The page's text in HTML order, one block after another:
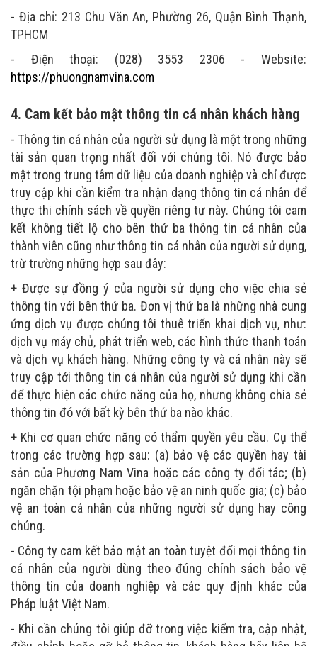
- Địa chỉ: 213 Chu Văn An, Phường 26, Quận Bình Thạnh,
TPHCM
- Điện thoại: (028) 3553 2306 - Website:
https://phuongnamvina.com
4. Cam kết bảo mật thông tin cá nhân khách hàng
- Thông tin cá nhân của người sử dụng là một trong những
tài sản quan trọng nhất đối với chúng tôi. Nó được bảo
mật trong trung tâm dữ liệu của doanh nghiệp và chỉ được
truy cập khi cần kiểm tra nhận dạng thông tin cá nhân để
thực thi chính sách về quyền riêng tư này. Chúng tôi cam
kết không tiết lộ cho bên thứ ba thông tin cá nhân của
thành viên cũng như thông tin cá nhân của người sử dụng,
trừ trường những hợp sau đây:
+ Được sự đồng ý của người sử dụng cho việc chia sẻ
thông tin với bên thứ ba. Đơn vị thứ ba là những nhà cung
ứng dịch vụ được chúng tôi thuê triển khai dịch vụ, như:
dịch vụ máy chủ, phát triển web, các hình thức thanh toán
và dịch vụ khách hàng. Những công ty và cá nhân này sẽ
truy cập tới thông tin cá nhân của người sử dụng khi cần
để thực hiện các chức năng của họ, nhưng không chia sẻ
thông tin đó với bất kỳ bên thứ ba nào khác.
+ Khi cơ quan chức năng có thẩm quyền yêu cầu. Cụ thể
trong các trường hợp sau: (a) bảo vệ các quyền hay tài
sản của Phương Nam Vina hoặc các công ty đối tác; (b)
ngăn chặn tội phạm hoặc bảo vệ an ninh quốc gia; (c) bảo
vệ an toàn cá nhân của những người sử dụng hay công
chúng.
- Công ty cam kết bảo mật an toàn tuyệt đối mọi thông tin
cá nhân của người dùng theo đúng chính sách bảo vệ
thông tin của doanh nghiệp và các quy định khác của
Pháp luật Việt Nam.
- Khi cần chúng tôi giúp đỡ trong việc kiểm tra, cập nhật,